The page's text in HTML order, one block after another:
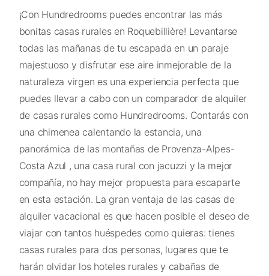
¡Con Hundredrooms puedes encontrar las más
bonitas casas rurales en Roquebillière! Levantarse
todas las mañanas de tu escapada en un paraje
majestuoso y disfrutar ese aire inmejorable de la
naturaleza virgen es una experiencia perfecta que
puedes llevar a cabo con un comparador de alquiler
de casas rurales como Hundredrooms. Contarás con
una chimenea calentando la estancia, una
panorámica de las montañas de Provenza-Alpes-
Costa Azul , una casa rural con jacuzzi y la mejor
compañía, no hay mejor propuesta para escaparte
en esta estación. La gran ventaja de las casas de
alquiler vacacional es que hacen posible el deseo de
viajar con tantos huéspedes como quieras: tienes
casas rurales para dos personas, lugares que te
harán olvidar los hoteles rurales y cabañas de